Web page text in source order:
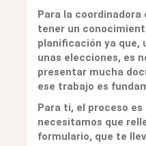
Para la
tener un
planificación ya que,
unas elecciones, es
presentar mucha
ese trabajo es
Para ti, el proceso
necesitamos que
formulario, que te